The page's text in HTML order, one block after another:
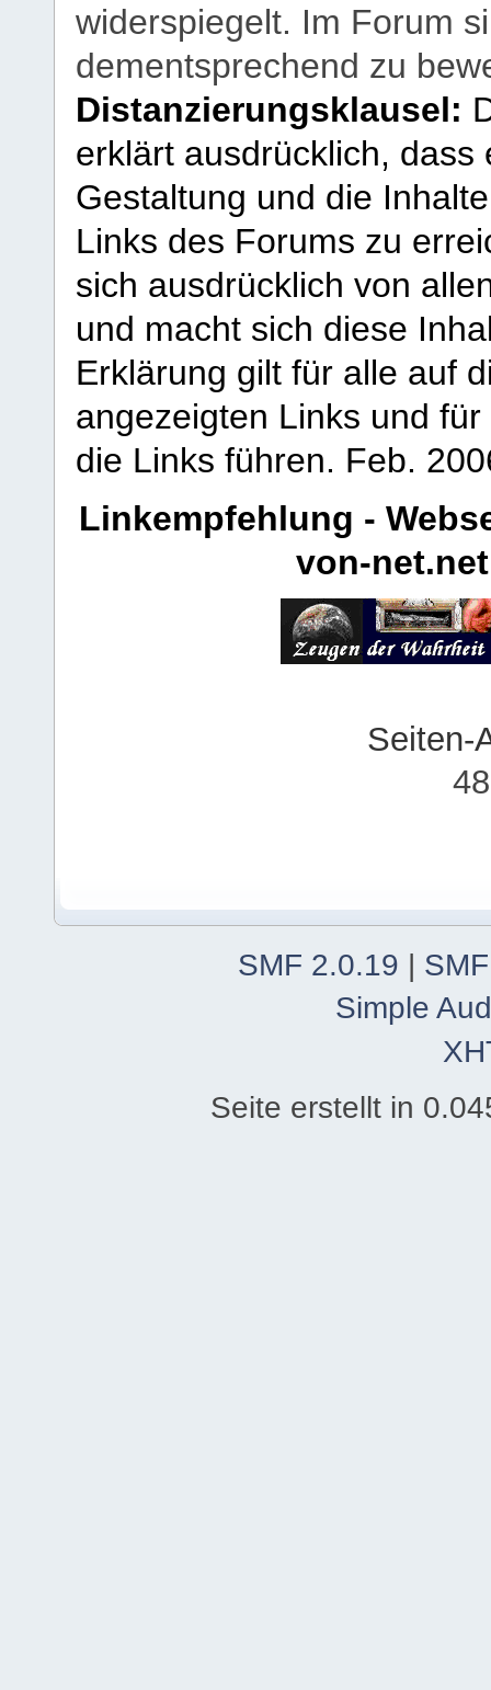
widerspiegelt. Im Forum
dementsprechend zu
Distanzierungsklausel:
erklärt ausdrücklich,
Gestaltung und die
Links des Forums zu
sich ausdrücklich von
und macht sich diese
Erklärung gilt für alle auf
angezeigten Links und
die Links führen. Feb.
Linkempfehlung -
von-net.net
Seiten-
SMF 2.0.19 |
Simple
Seite erstellt in